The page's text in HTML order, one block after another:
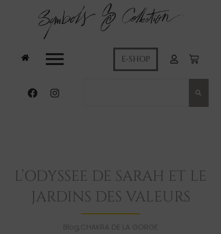
E-SHOP
L’ODYSSEE DE SARAH ET LE
JARDINS DES VALEURS
Blog,CHAKRA DE LA GORGE